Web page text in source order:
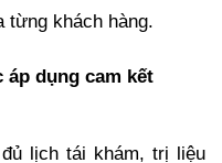
từng khách hàng.
áp dụng cam kết
lịch tái khám, trị liệu